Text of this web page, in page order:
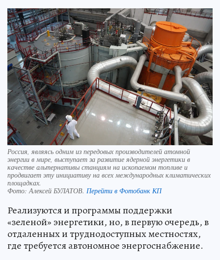
Россия, являясь одним из передовых производителей атомной
энергии в мире, выступает за развитие ядерной энергетики в
качестве альтернативы станциям на ископаемом топливе и
продвигает эту инициативу на всех международных климатических
площадках.
Фото:Алексей БУЛАТОВ. Перейти в Фотобанк КП
Реализуются и программы поддержки
«зеленой» энергетики, но, в первую очередь, в
отдаленных и труднодоступных местностях,
где требуется автономное энергоснабжение.